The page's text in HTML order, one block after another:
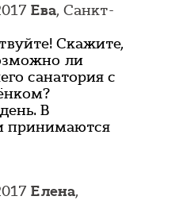
Ева, Санкт-
Скажите,
ли
санатория с
В
принимаются
Елена,